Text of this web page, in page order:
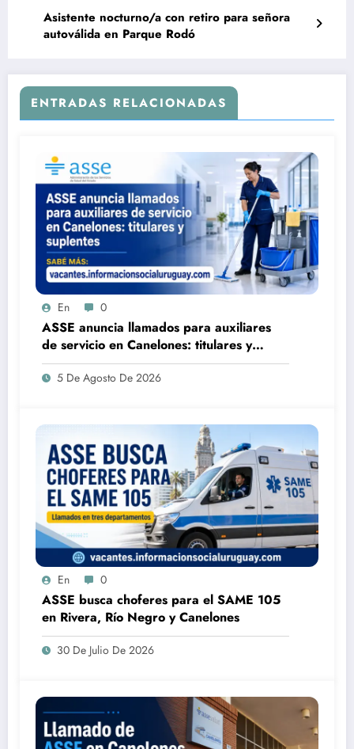
Asistente nocturno/a con retiro para señora
autoválida en Parque Rodó
ENTRADAS RELACIONADAS
En 0
ASSE anuncia llamados para auxiliares
de servicio en Canelones: titulares y
suplentes
5 De Agosto De 2026
En 0
ASSE busca choferes para el SAME 105
en Rivera, Río Negro y Canelones
30 De Julio De 2026